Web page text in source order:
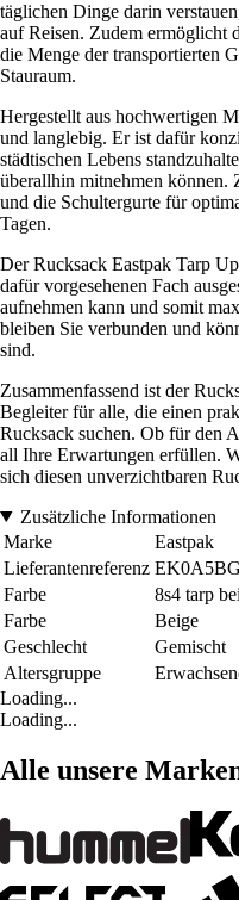
täglichen Dinge darin
auf Reisen. Zudem ermöglicht
die Menge der transportierten
Stauraum.
Hergestellt aus hochwertigen
und langlebig. Er ist dafür
städtischen Lebens
überallhin mitnehmen können.
und die Schultergurte für
Tagen.
Der Rucksack Eastpak Tarp
dafür vorgesehenen Fach
aufnehmen kann und somit
bleiben Sie verbunden und
sind.
Zusammenfassend ist der
Begleiter für alle, die einen
Rucksack suchen. Ob für den
all Ihre Erwartungen erfüllen.
sich diesen unverzichtbaren
Zusätzliche Informationen
Marke
Eastpak
Lieferantenreferenz
Farbe
8s4 tarp
Farbe
Beige
Geschlecht
Gemischt
Altersgruppe
Loading...
Loading...
Alle unsere